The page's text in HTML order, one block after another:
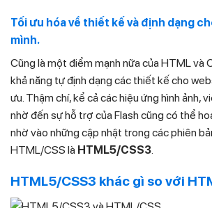
Tối ưu hóa về thiết kế và định dạng
mình.
Cũng là một điểm mạnh nữa của HTML và
khả năng tự định dạng các thiết kế cho
ưu. Thậm chí, kể cả các hiệu ứng hình ảnh,
nhờ đến sự hỗ trợ của Flash cũng có thể
nhờ vào những cập nhật trong các phiên
HTML/CSS là HTML5/CSS3.
HTML5/CSS3 khác gì so với